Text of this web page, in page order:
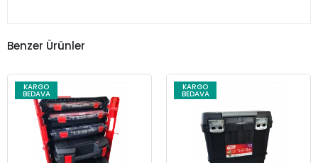
Benzer Ürünler
KARGO
BEDAVA
KARGO
BEDAVA